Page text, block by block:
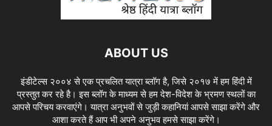
ABOUT US
इंडीटेल्स २००४ से एक प्रचलित यात्रा ब्लॉग है, जिसे २०१७ में हम हिंदी में
प्रस्तुत कर रहे है। इस ब्लॉग के माध्यम से हम देश-विदेश के भ्रमण स्थलों का
आपसे परिचय करवाएंगे। यात्रा अनुभवों से जुड़ी कहानियां आपसे साझा करेंगे और
आशा करते हैं आप भी अपने अनुभव हमसे साझा करेंगे।